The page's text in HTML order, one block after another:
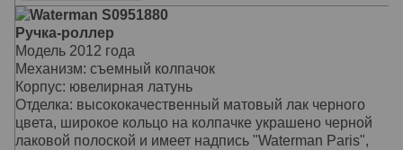
Waterman S0951880
Ручка-роллер
Модель 2012 года
Механизм: съемный колпачок
Корпус: ювелирная латунь
Отделка: высококачественный матовый лак черного
цвета, широкое кольцо на колпачке украшено черной
лаковой полоской и имеет надпись "Waterman Paris",